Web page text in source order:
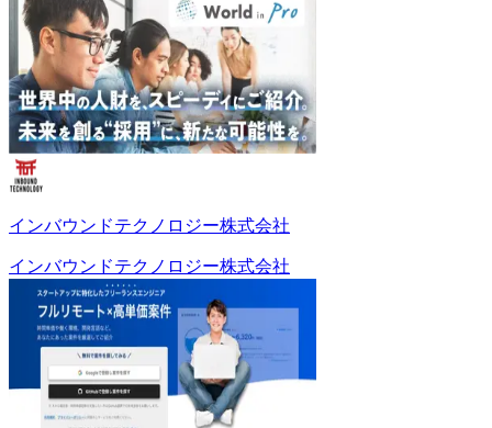
インバウンドテクノロジー株式会社
インバウンドテクノロジー株式会社